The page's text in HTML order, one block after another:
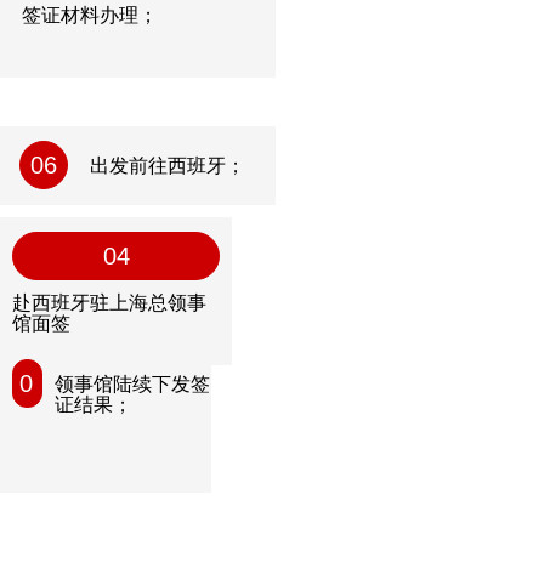
签证材料办理；
04
赴西班牙驻上海总领事
馆面签
05领事馆陆续下发签
证结果；
06 出发前往西班牙；